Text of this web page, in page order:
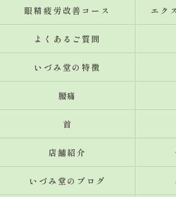
眼精疲労改善コース エク
よくあるご質問
いづみ堂の特徴
腰痛
首
店舗紹介
いづみ堂のブログ